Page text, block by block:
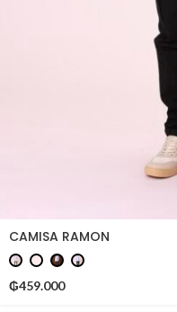
CAMISA RAMON
₲459.000